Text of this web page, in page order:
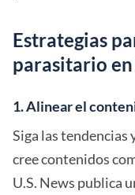
Estrategias
parasitario en
1. Alinear el
Siga las tendencias
cree contenidos
U.S. News publica